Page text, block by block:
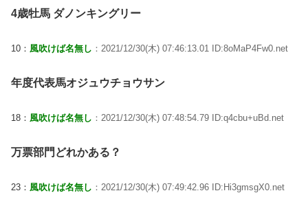
4歳牡馬 ダノンキングリー
10： 風吹けば名無し ：2021/12/30(木) 07:46:13.01 ID:8oMaP4Fw0.net
年度代表馬オジュウチョウサン
18： 風吹けば名無し ：2021/12/30(木) 07:48:54.79 ID:q4cbu+uBd.net
万票部門どれかある？
23： 風吹けば名無し ：2021/12/30(木) 07:49:42.96 ID:Hi3gmsgX0.net